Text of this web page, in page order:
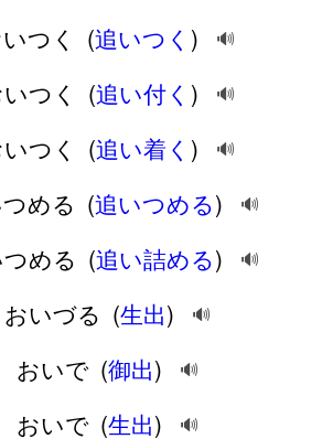
つく (追いつく ) 🔊
つく (追い付く ) 🔊
つく (追い着く ) 🔊
める (追いつめる) 🔊
める (追い詰める) 🔊
おいづる (生出) 🔊
おいで (御出) 🔊
おいで (生出) 🔊